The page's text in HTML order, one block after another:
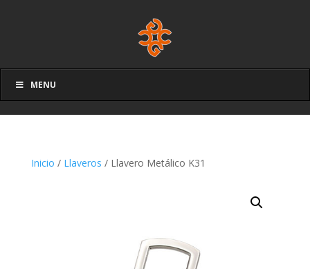
MENU
Inicio / Llaveros / Llavero Metálico K31